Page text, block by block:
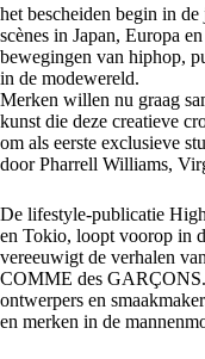
het bescheiden begin in
scènes in Japan, Europa
bewegingen van hiphop,
in de modewereld.
Merken willen nu graag
kunst die deze creatieve
om als eerste exclusieve
door Pharrell Williams,
De lifestyle-publicatie
en Tokio, loopt voorop in
vereeuwigt de verhalen
COMME des GARÇONS.
ontwerpers en
en merken in de